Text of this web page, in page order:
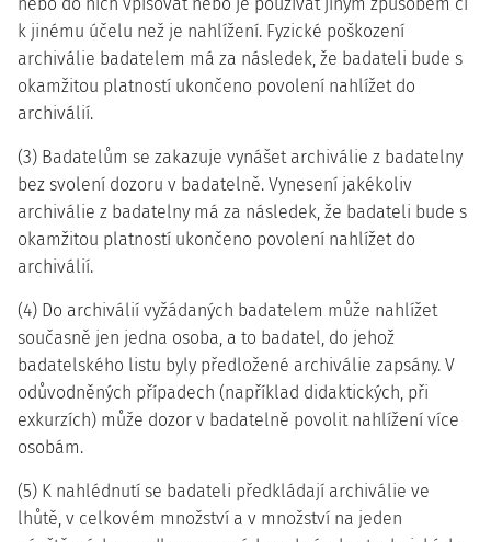
k jinému účelu než je nahlížení. Fyzické poškození
archiválie badatelem má za následek, že badateli bude s
okamžitou platností ukončeno povolení nahlížet do
archiválií.
(3) Badatelům se zakazuje vynášet archiválie z badatelny
bez svolení dozoru v badatelně. Vynesení jakékoliv
archiválie z badatelny má za následek, že badateli bude s
okamžitou platností ukončeno povolení nahlížet do
archiválií.
(4) Do archiválií vyžádaných badatelem může nahlížet
současně jen jedna osoba, a to badatel, do jehož
badatelského listu byly předložené archiválie zapsány. V
odůvodněných případech (například didaktických, při
exkurzích) může dozor v badatelně povolit nahlížení více
osobám.
(5) K nahlédnutí se badateli předkládají archiválie ve
lhůtě, v celkovém množství a v množství na jeden